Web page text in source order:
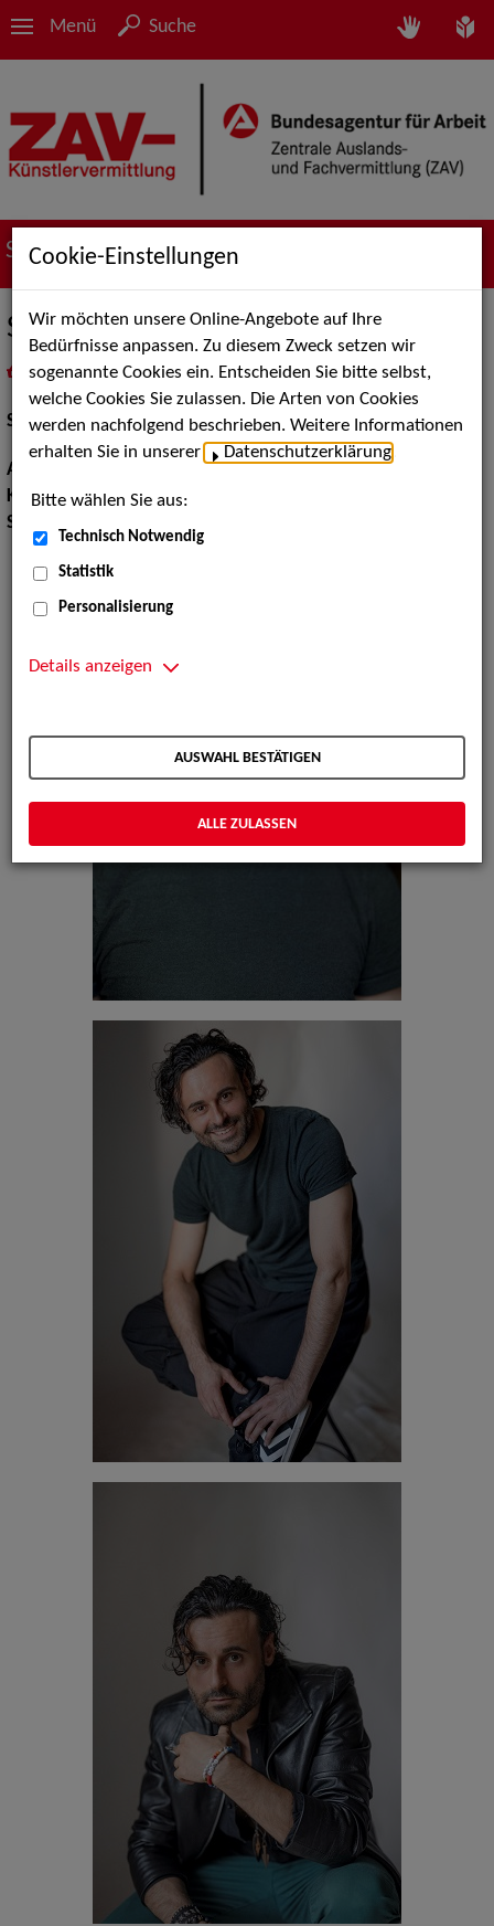
Menü Suche
Suche nach Künstler*innen
Shero Khalil
als PDF speichern
inMeine Merklistelegen
Schauspiel:Bühne
Augenfarbe:
Körpergröße:176 cm
Sprachen:
Cookie-Einstellungen
Wir möchten unsere Online-Angebote auf Ihre
Bedürfnisse anpassen. Zu diesem Zweck setzen wir
sogenannte Cookies ein. Entscheiden Sie bitte selbst,
welche Cookies Sie zulassen. Die Arten von Cookies
werden nachfolgend beschrieben. Weitere Informationen
erhalten Sie in unserer
Datenschutzerklärung
Bitte wählen Sie aus:
Technisch Notwendig
Statistik
Personalisierung
Details anzeigen
AUSWAHL BESTÄTIGEN
ALLE ZULASSEN